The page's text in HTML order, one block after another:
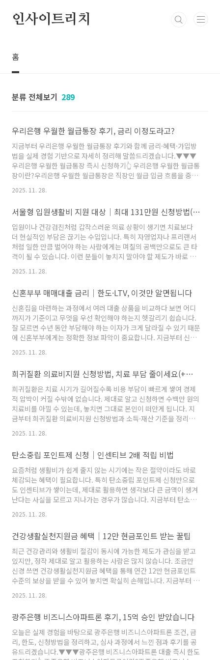
인사이트리치
홈
분류 전체보기 289
우리은행 우월한 월급통장 후기, 금리 이정도라고?
지금부터 우리은행 우월한 월급통장 후기와 함께 금리·혜택·가입방
법을 실제 경험 기반으로 자세히 정리해 말씀드리겠습니다.▼▼▼
우리은행 우월한 월급통장 즉시 신청하기👆 우리은행 우월한 월급통
장이란?우리은행 우월한 월급통장은 직장인 월급 입금 흐름을 중심
으로 들어오면 우대금리가 자동으로 적용되기 때문에 별도의 거래
이 주는 거의 없는 수준의 금리 대신 우리은행 우월한 월급통장을 활
용해 3.1 금리를 챙기는 직장인이 늘어나는 이유도 여기에 있습니
다. 우월한 월급통장 장단점우리은행 우월한 월급통장은 금리만 놓
고 봐도 직장인 월급통장 중에서 체감되는 수익이 꽤 높은 편입니다.
급여가 ..
2025. 11. 28.
서울형 입원생활비 지원 대상│최대 131만원 신청방법(+후기)
입원이나 건강검진처럼 갑작스러운 의료 상황이 생기면 치료보다
더 현실적인 부담은 끊기는 수입입니다. 특히 자영업자나 프리랜서
처럼 일한 만큼 벌어야 하는 사람에게는 며칠의 공백만으로도 큰 타
격이 될 수 있습니다. 이런 분들이 놓치지 말아야 할 제도가 바로 서
다.▼▼▼서울형 입원생활비 지원 즉시 신청하기👆​ 서울형 입원생
로 인해 소득이 줄어드는 상황을 완화하기 위해 마련된 지원제도입
니다. 의료비를 직접 줄여주기보다 일을 하지 못해 발생하는 생계 단
절을 완화하는 방식으로 설계되어, 특히 지역가입자나 개인사업자
에게 매우 현실적인 도움을 줍니다. 서울형 입원생활비 지원 대상만
충족하면 입..
2025. 11. 28.
신혼부부 매매대출 금리│한도·LTV, 이것만 알면됩니다
신혼집을 마련하는 과정에서 여러 대출 상품을 비교하다 보면 어디
까지가 기준이고 무엇을 우선 확인해야 하는지 헷갈리기 쉽습니다.
잘 모르면 수년 동안 부담해야 하는 이자가 크게 달라질 수 있기 때문
에 신혼부부에게는 정확한 정보 파악이 중요합니다. 지금부터 신혼
심을 빠르게 정리해드립니다.▼▼▼신혼부부 매매대출 즉시 한도
비 중이거나 혼인 기간 7년 이하인 부부가 실거주용 주택을 구입할
때 이용할 수 있는 정책형 주택담보대출입니다. 시중은행에서 제공
하는 일반 담보대출보다 금리가 낮게 적용되는 것이 가장 큰 특징이
며, 주택 가격과 소득 기준만 충족하면 최대 3억 2천만원까지 지원
받을..
2025. 11. 28.
희귀질환 의료비지원 신청방법, 치료 부담 줄이세요(+후기)
희귀질환은 치료 시기가 길어질수록 비용 부담이 빠르게 쌓여 경제
적 압박이 커질 수밖에 없습니다. 제대로 알고 신청하면 수백만 원의
치료비를 아낄 수 있는데, 놓치면 그대로 본인이 떠안게 됩니다. 지
금부터 희귀질환 의료비지원 신청방법과 소득·재산 기준을 정리해
귀질환 의료비지원이란?희귀질환 의료비지원은 고가 치료를 반복
되는 국가 지원 제도입니다. 희귀질환 의료비지원은 산정특례를 활
용해 병원비 중 본인이 부담해야 하는 금액을 크게 낮춰주며, 가구
소득이 일정 기준 이하라면 추가 지원도 가능합니다. 특히 치료 주기
가 짧거나 진단 과정이 길어 비용이 과도하게 발생하는 환자에게 실
질적인 ..
2025. 11. 28.
탄소중립 포인트제 신청│인센티브 2배 적립 비법
요즘처럼 생활비가 쉽게 줄지 않는 시기에는 작은 절약이라도 바로
체감되는 혜택이 필요합니다. 특히 탄소중립 포인트제 신청만으로
도 인센티브가 쌓이는데, 제대로 활용하면 생각보다 큰 금액이 생겨
난다는 사실을 모르고 지나가는 경우가 많습니다. 지금부터 탄소중
니다.▼▼▼탄소중립 포인트제 즉시 신청하기👆 탄소중립 포인트제
도시가스 사용량을 절감하면 그 절감률에 따라 포인트를 지급하는
구조입니다. 월별 혹은 반기별로 사용량이 비교되며, 기준보다 적게
쓰면 줄어든 만큼 인센티브가 지급됩니다. 단순히 공과금 절약을 넘
어 국가의 탄소 감축 목표에도 도움이 되는 방식이라 참여 가치가 높
습니다...
2025. 11. 28.
건강생활실천지원금 혜택│12만 현금포인트 받는 꿀팁
최근 건강관리와 생활비 절감이 동시에 가능한 제도가 관심을 받고
있지만, 정작 제대로 알고 활용하는 사람은 많지 않습니다. 조금만
신경 쓰면 건강생활실천지원금 혜택을 통해 연간 12만 현금포인트
수준의 보상을 받을 수 있어 놓치면 확실히 손해입니다. 지금부터 건
자 조건, 신청 절차까지 하나씩 풀어드리겠습니다.▼▼▼건강생활
천지원금은 국민건강보험공단이 운영하는 건강관리 인센티브 제도
이며, 생활습관 개선 정도를 수치화해 포인트로 보상해주는 형태로
진행됩니다. 걷기, 신체수치 변화, 건강 프로그램 참여 등 일상 속에
서 실천 가능한 활동만 꾸준히 이어가면 자동으로 점수가 적립되며,
2025. 11. 28.
광주은행 비즈니스아파트론 후기, 15억 승인 받았습니다
오늘은 실제 경험을 바탕으로 광주은행 비즈니스아파트론 조건, 금
리, 한도, 신청방법을 정리하고, 심사 과정에서 느낀 점과 후기를 공
유드리겠습니다.▼▼▼광주은행 비즈니스아파트론 대출 즉시 한도